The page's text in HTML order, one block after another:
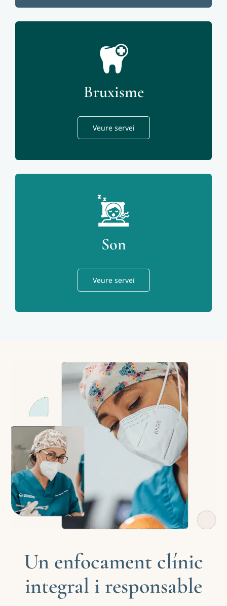
Bruxisme
Veure servei
Son
Veure servei
Un enfocament clínic
integral i responsable